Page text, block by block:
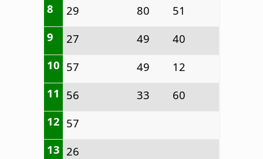
8
29 80
51
9
27 49
40
10 57 49
12
11 56 33
60
12 57
13 26